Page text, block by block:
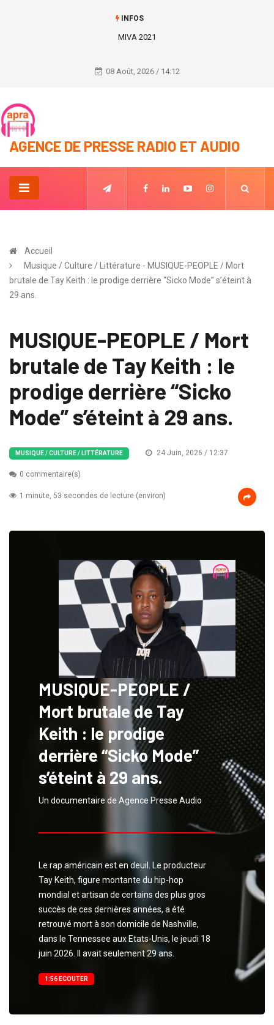
INFOS
Le prix du Cacao et du Café fixé pour la campagne 2021-2022.
08 Août, 2026 / 14:12
AGENCE DE PRESSE RADIO ET AUDIO
Accueil
Musique / Culture / Littérature - MUSIQUE-PEOPLE / Mort
brutale de Tay Keith : le prodige derrière “Sicko Mode” s’éteint à
29 ans.
MUSIQUE-PEOPLE / Mort
brutale de Tay Keith : le
prodige derrière “Sicko
Mode” s’éteint à 29 ans.
MUSIQUE / CULTURE / LITTÉRATURE 24 Juin, 2026 / 12:37
0 commentaire(s)
1 minute, 53 secondes de lecture (environ)
MUSIQUE-PEOPLE /
Mort brutale de Tay
Keith : le prodige
derrière “Sicko Mode”
s’éteint à 29 ans.
Un documentaire de Agence Presse Audio
Le rap américain est en deuil. Le producteur
Tay Keith, figure montante du hip-hop
mondial et artisan de certains des plus gros
succès de ces dernières années, a été
retrouvé mort à son domicile de Nashville,
dans le Tennessee aux Etats-Unis, le jeudi 18
juin 2026. Il avait seulement 29 ans.
1:56 ECOUTER